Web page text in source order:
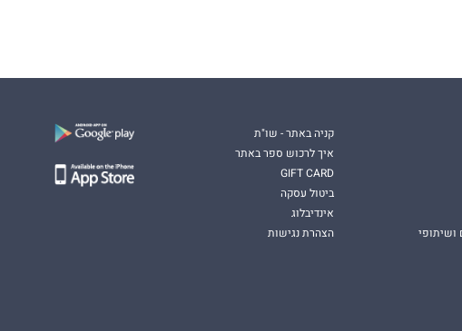
קניה באתר - שו"ת
איך לרכוש ספר באתר
GIFT CARD
ביטול עסקה
אינדיבלוג
הצהרת נגישות